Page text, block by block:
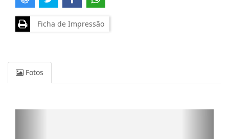
Ficha de Impressão
Fotos